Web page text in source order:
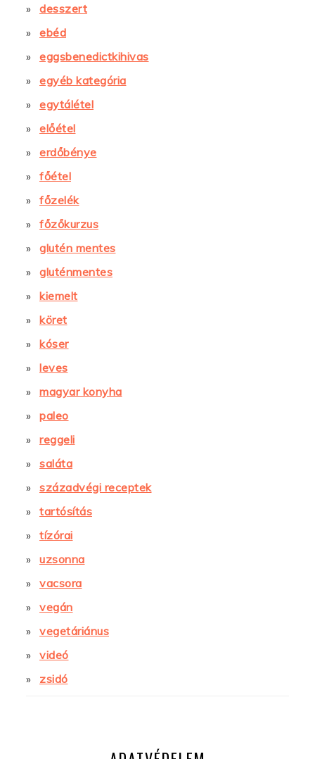
desszert
ebéd
eggsbenedictkihivas
egyéb kategória
egytálétel
előétel
erdőbénye
főétel
főzelék
főzőkurzus
glutén mentes
gluténmentes
kiemelt
köret
kóser
leves
magyar konyha
paleo
reggeli
saláta
századvégi receptek
tartósítás
tízórai
uzsonna
vacsora
vegán
vegetáriánus
videó
zsidó